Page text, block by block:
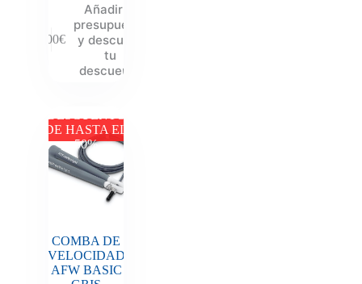
6.00€
Añadir al
presupuesto
y descubre
tu
descuento
DE HASTA EL
50%
COMBA DE
VELOCIDAD
AFW BASIC